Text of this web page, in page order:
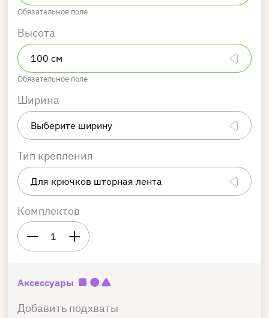
Обязательное поле
Высота
Обязательное поле
Ширина
Тип крепления
Комплектов
1
Аксессуары
Добавить подхваты